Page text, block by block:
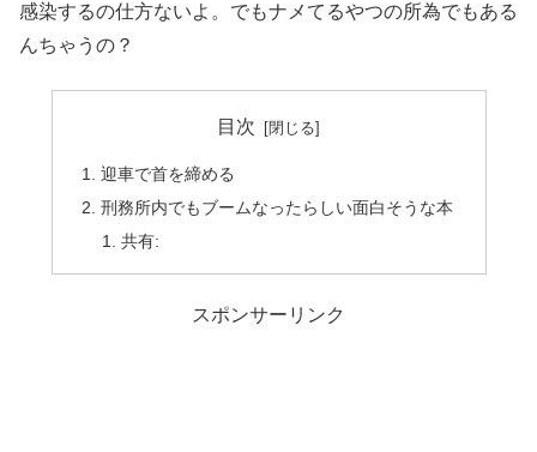
感染するの仕方ないよ。でもナメてるやつの所為でもある
んちゃうの？
目次
迎車で首を締める
刑務所内でもブームなったらしい面白そうな本
共有:
スポンサーリンク